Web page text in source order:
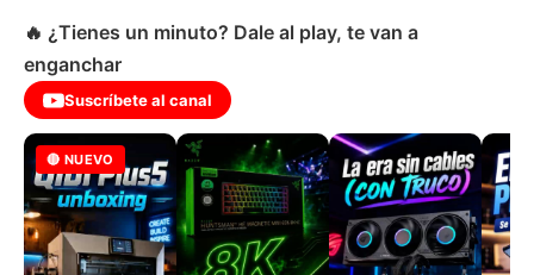
🔥 ¿Tienes un minuto? Dale al play, te van a
enganchar
Suscríbete al canal
🔴 NUEVO